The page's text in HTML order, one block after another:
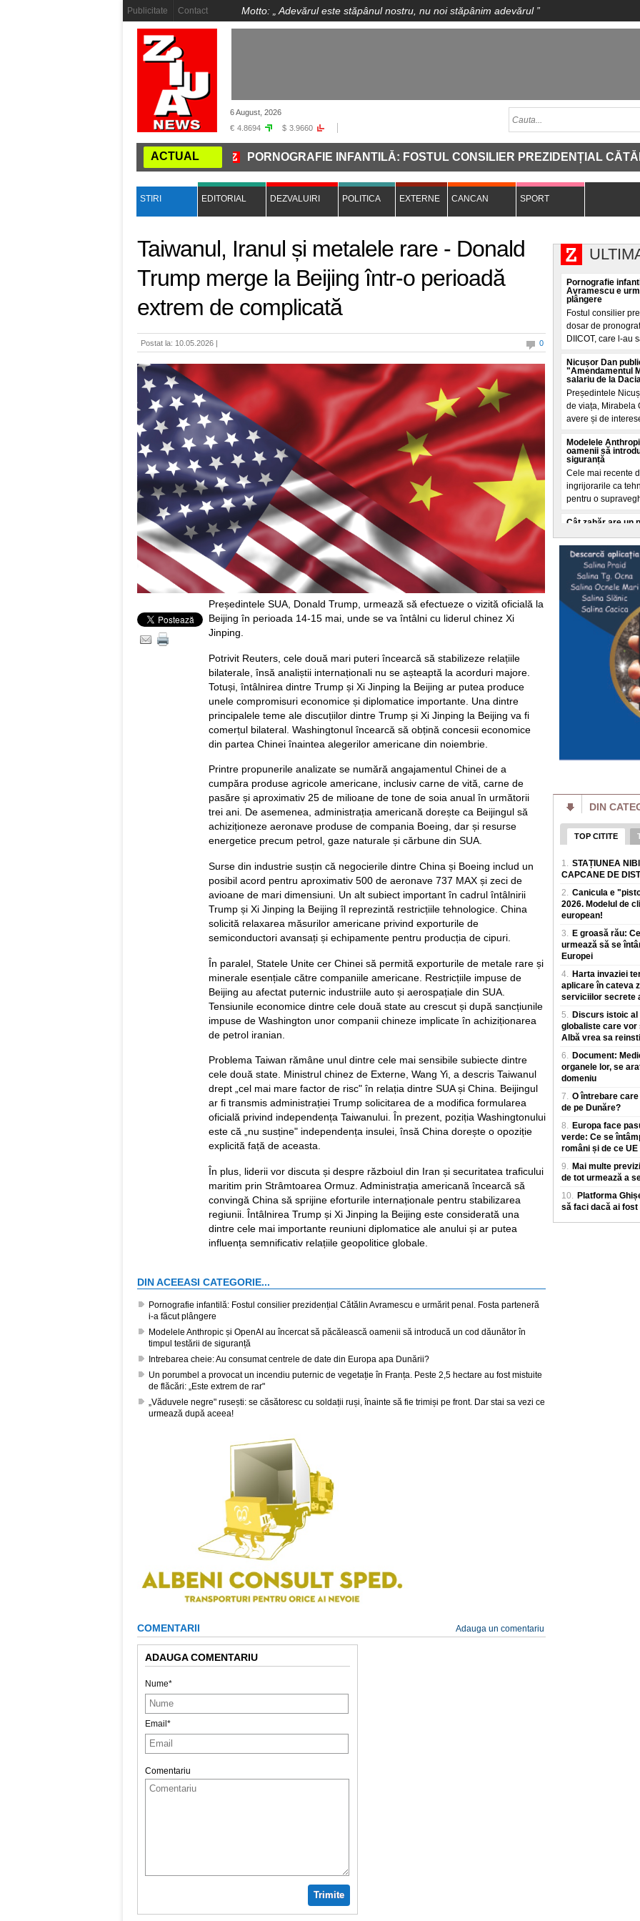
Publicitate Contact Motto: „ Adevărul este stăpânul nostru, nu noi stăpânim adevărul”
6 August, 2026
€ 4.8694 $ 3.9660
ACTUAL
ÎȘI MUTĂ CAPITALA LA NIBIRU PORNOGRAFIE INFANTILĂ: FOSTUL CONSILIER PREZIDENȚIAL CĂTĂLIN
STIRI EDITORIAL DEZVALUIRI POLITICA EXTERNE CANCAN SPORT
Taiwanul, Iranul și metalele rare - Donald
Trump merge la Beijing într-o perioadă
extrem de complicată
Postat la: 10.05.2026 | 0
Președintele SUA, Donald Trump, urmează să efectueze o vizită oficială la
Beijing în perioada 14-15 mai, unde se va întâlni cu liderul chinez Xi
Jinping.
Potrivit Reuters, cele două mari puteri încearcă să stabilizeze relațiile
bilaterale, însă analiștii internaționali nu se așteaptă la acorduri majore.
Totuși, întâlnirea dintre Trump și Xi Jinping la Beijing ar putea produce
unele compromisuri economice și diplomatice importante. Una dintre
principalele teme ale discuțiilor dintre Trump și Xi Jinping la Beijing va fi
comerțul bilateral. Washingtonul încearcă să obțină concesii economice
din partea Chinei înaintea alegerilor americane din noiembrie.
Printre propunerile analizate se numără angajamentul Chinei de a
cumpăra produse agricole americane, inclusiv carne de vită, carne de
pasăre și aproximativ 25 de milioane de tone de soia anual în următorii
trei ani. De asemenea, administrația americană dorește ca Beijingul să
achiziționeze aeronave produse de compania Boeing, dar și resurse
energetice precum petrol, gaze naturale și cărbune din SUA.
Surse din industrie susțin că negocierile dintre China și Boeing includ un
posibil acord pentru aproximativ 500 de aeronave 737 MAX și zeci de
avioane de mari dimensiuni. Un alt subiect important în cadrul întâlnirii
Trump și Xi Jinping la Beijing îl reprezintă restricțiile tehnologice. China
solicită relaxarea măsurilor americane privind exporturile de
semiconductori avansați și echipamente pentru producția de cipuri.
În paralel, Statele Unite cer Chinei să permită exporturile de metale rare și
minerale esențiale către companiile americane. Restricțiile impuse de
Beijing au afectat puternic industriile auto și aerospațiale din SUA.
Tensiunile economice dintre cele două state au crescut și după sancțiunile
impuse de Washington unor companii chineze implicate în achiziționarea
de petrol iranian.
Problema Taiwan rămâne unul dintre cele mai sensibile subiecte dintre
cele două state. Ministrul chinez de Externe, Wang Yi, a descris Taiwanul
drept „cel mai mare factor de risc" în relația dintre SUA și China. Beijingul
ar fi transmis administrației Trump solicitarea de a modifica formularea
oficială privind independența Taiwanului. În prezent, poziția Washingtonului
este că „nu susține" independența insulei, însă China dorește o opoziție
explicită față de aceasta.
În plus, liderii vor discuta și despre războiul din Iran și securitatea traficului
maritim prin Strâmtoarea Ormuz. Administrația americană încearcă să
convingă China să sprijine eforturile internaționale pentru stabilizarea
regiunii. Întâlnirea Trump și Xi Jinping la Beijing este considerată una
dintre cele mai importante reuniuni diplomatice ale anului și ar putea
influența semnificativ relațiile geopolitice globale.
DIN ACEEASI CATEGORIE...
Pornografie infantilă: Fostul consilier prezidențial Cătălin Avramescu e urmărit penal. Fosta parteneră
i-a făcut plângere
Modelele Anthropic și OpenAI au încercat să păcălească oamenii să introducă un cod dăunător în
timpul testării de siguranță
Intrebarea cheie: Au consumat centrele de date din Europa apa Dunării?
Un porumbel a provocat un incendiu puternic de vegetație în Franța. Peste 2,5 hectare au fost mistuite
de flăcări: „Este extrem de rar"
„Văduvele negre" rusești: se căsătoresc cu soldații ruși, înainte să fie trimiși pe front. Dar stai sa vezi ce
urmează după aceea!
COMENTARII Adauga un comentariu
ADAUGA COMENTARIU
Nume*
Email*
Comentariu
Trimite
Pornografie
Avramescu e
plângere
Fostul consilier
dosar de
DIICOT, care l-au
Nicușor Dan
"Amendamentul
salariu de la
Președintele
de viața, Mirabela
avere și de
Modelele
oamenii să
siguranță
Cele mai recente
ingrijorarile ca
pentru o
Cât zahăr are un
Calculele sunt
galben, de 3 kg
grame zahar.
Intrebarea
apa Dunării?
Conform datelor
centrelor de date
Serbia - deci din
Un porumbel a
în Franța. Peste
„Este extrem de
Un porumbel
incendiu de
francez
„Văduvele
înainte să fie
după aceea!
armatei pentru a
Scandal după
Motreanu: „PNL
guvernare alături
Secretarul
pune in pericol
Redresare și
Smartwatch
Funcțiile care
În ultimii ani,
simplu accesoriu
monitorizeze s
DIN
TOP CITITE
1. STAȚIUNEA
CAPCANE DE
2. Canicula e
2026. Modelul de
european!
3. E groasă rău:
urmează să se
Europei
4. Harta invaziei
aplicare în cateva
serviciilor secrete
5. Discurs istoic
globaliste care vor
Albă vrea sa
6. Document:
organele lor, se
domeniu
7. O întrebare
de pe Dunăre?
8. Europa face
verde: Ce se
români și de ce
9. Mai multe
de tot urmează a
10. Platforma
să faci dacă ai fost